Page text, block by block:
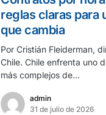
reglas claras para
que cambia
Por Cristián Fleiderman,
Chile. Chile enfrenta uno
más complejos de…
admin
31 de julio de 2026